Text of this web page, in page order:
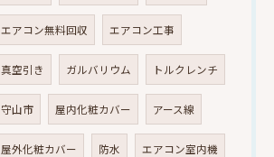
エアコン無料回収 エアコン工事
真空引き ガルバリウム トルクレンチ
守山市 屋内化粧カバー アース線
屋外化粧カバー 防水 エアコン室内機